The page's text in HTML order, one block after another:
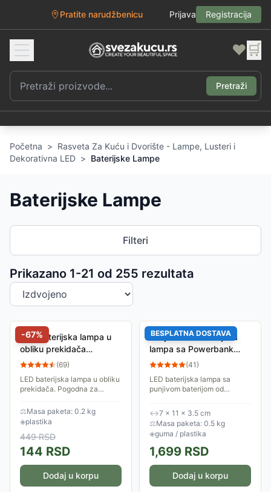
Pratite narudžbenicu Prijava Registracija
❤️ 🛒
Pretraži
Početna > Rasveta Za Kuću i Dvorište - Lampe, Lusteri i
Dekorativna LED > Baterijske Lampe
Baterijske Lampe
Filteri
Prikazano 1-21 od 255 rezultata
Sortiranje proizvoda
-67%
LED baterijska lampa u
obliku prekidača
PL9102E (69)
LED baterijska lampa u obliku
prekidača. Pogodna za
montiranja: kačenjem,
pomoću magneta, pomoću
čičak trake.
⚖Masa paketa: 0.2 kg
◈plastika
449RSD
144 RSD
Dodaj u korpu
BESPLATNA DOSTAVA
Punjiva LED baterijska
lampa sa Powerbank
funkcijom 4000 mAh
(41)
LED baterijska lampa sa
punjivom baterijom od
PowerBank funkciju za
punjenje telefona, navigacija,
tableta...
↔7 × 11 × 3.5 cm
⚖Masa paketa: 0.5 kg
◈guma / plastika
1,699 RSD
Dodaj u korpu